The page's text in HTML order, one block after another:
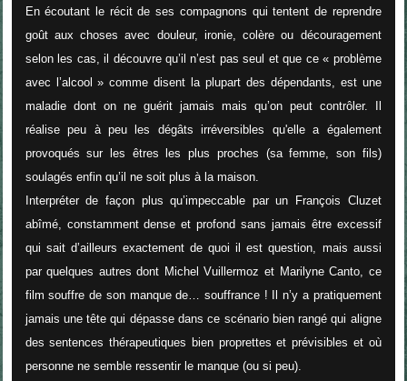
En écoutant le récit de ses compagnons qui tentent de reprendre
goût aux choses avec douleur, ironie, colère ou découragement
selon les cas, il découvre qu’il n’est pas seul et que ce « problème
avec l’alcool » comme disent la plupart des dépendants, est une
maladie dont on ne guérit jamais mais qu’on peut contrôler. Il
réalise peu à peu les dégâts irréversibles qu'elle a également
provoqués sur les êtres les plus proches (sa femme, son fils)
soulagés enfin qu’il ne soit plus à la maison.
Interpréter de façon plus qu’impeccable par un François Cluzet
abîmé, constamment dense et profond sans jamais être excessif
qui sait d’ailleurs exactement de quoi il est question, mais aussi
par quelques autres dont Michel Vuillermoz et Marilyne Canto, ce
film souffre de son manque de… souffrance ! Il n’y a pratiquement
jamais une tête qui dépasse dans ce scénario bien rangé qui aligne
des sentences thérapeutiques bien proprettes et prévisibles et où
personne ne semble ressentir le manque (ou si peu).